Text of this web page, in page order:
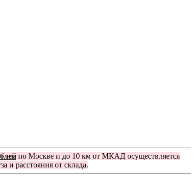
по Москве и до 10 км от МКАД осуществляется
и расстояния от склада.